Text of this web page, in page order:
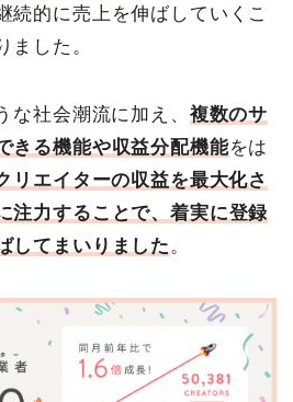
続的に売上を伸ばしていくこ
ました。
な社会潮流に加え、 複数のサ
きる機能や収益分配機能をは
リエイターの収益を最大化さ
注力することで、着実に登録
してまいりました。